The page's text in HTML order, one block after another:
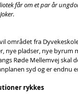
får om et par år
området fra
nye pladser, nye byrum
Røde Mellemvej skal
syd og er endnu
rykkes